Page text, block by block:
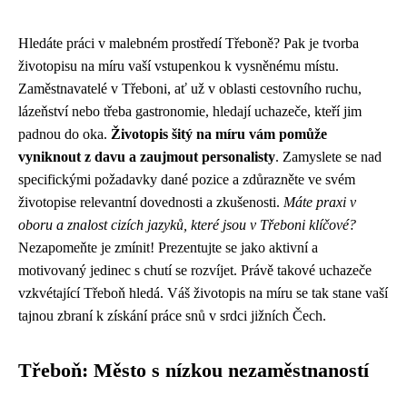
Hledáte práci v malebném prostředí Třeboně? Pak je tvorba
životopisu na míru vaší vstupenkou k vysněnému místu.
Zaměstnavatelé v Třeboni, ať už v oblasti cestovního ruchu,
lázeňství nebo třeba gastronomie, hledají uchazeče, kteří jim
padnou do oka. Životopis šitý na míru vám pomůže
vyniknout z davu a zaujmout personalisty. Zamyslete se nad
specifickými požadavky dané pozice a zdůrazněte ve svém
životopise relevantní dovednosti a zkušenosti. Máte praxi v
oboru a znalost cizích jazyků, které jsou v Třeboni klíčové?
Nezapomeňte je zmínit! Prezentujte se jako aktivní a
motivovaný jedinec s chutí se rozvíjet. Právě takové uchazeče
vzkvétající Třeboň hledá. Váš životopis na míru se tak stane vaší
tajnou zbraní k získání práce snů v srdci jižních Čech.
Třeboň: Město s nízkou nezaměstnaností